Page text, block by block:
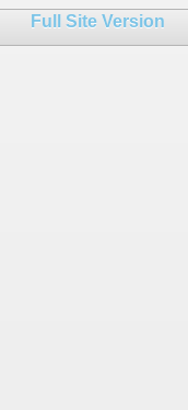
Full Site Version